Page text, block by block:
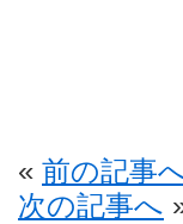
« 前の記事
次の記事へ